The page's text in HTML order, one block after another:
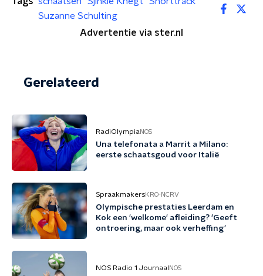
Suzanne Schulting
Advertentie via ster.nl
Gerelateerd
RadiOlympia NOS
Una telefonata a Marrit a Milano:
eerste schaatsgoud voor Italië
SpraakmakersKRO-NCRV
Olympische prestaties Leerdam en
Kok een 'welkome' afleiding? 'Geeft
ontroering, maar ook verheffing'
NOS Radio 1 Journaal NOS